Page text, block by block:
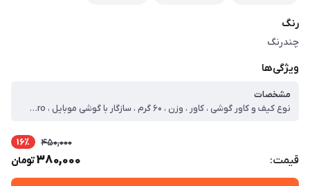
رنگ
چندرنگ
ویژگی‌ها
مشخصات
نوع کیف و کاور گوشی ، کاور ، وزن ، ۶۰ گرم ، سازگار با گوشی موبایل ، Xiaomi Poco X۶ Pro ، ساختار ، مات ، سطح پوشش ، حفاظت از دکمه‌ها ، لبه راست ، لبه چپ ، لبه پایینی ، لبه بالایی ، قاب پشتی
قیمت:
450,000 16٪
380,000تومان